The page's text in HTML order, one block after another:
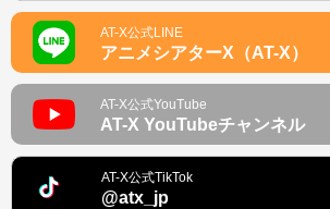
AT-X公式LINE
アニメシアターX（AT-X）
AT-X公式YouTube
AT-X YouTubeチャンネル
AT-X公式TikTok
@atx_jp